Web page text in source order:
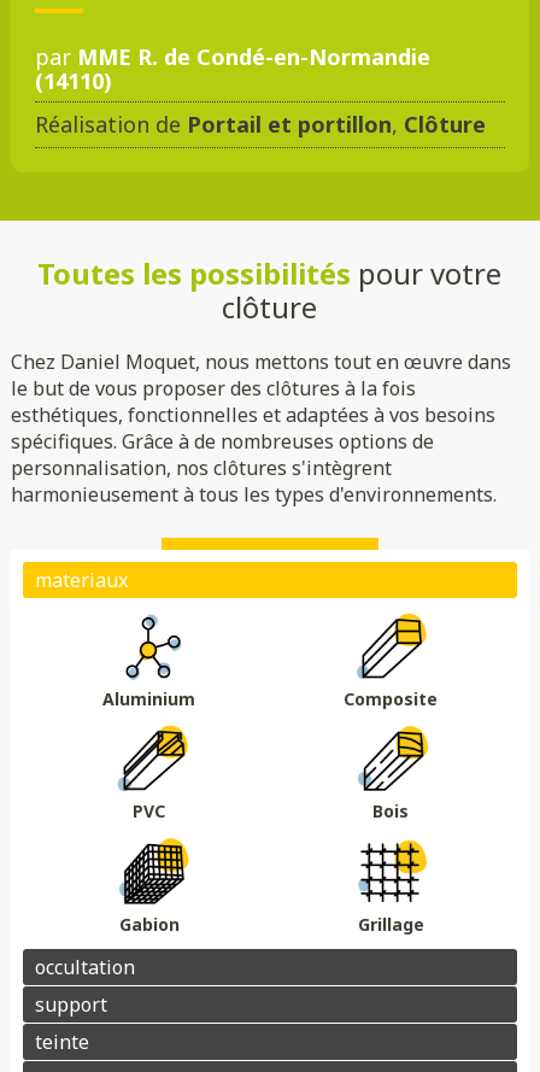
par MME R. de Condé-en-Normandie
(14110)
Réalisation de Portail et portillon, Clôture
Toutes les possibilités pour votre
clôture
Chez Daniel Moquet, nous mettons tout en œuvre dans
le but de vous proposer des clôtures à la fois
esthétiques, fonctionnelles et adaptées à vos besoins
spécifiques. Grâce à de nombreuses options de
personnalisation, nos clôtures s'intègrent
harmonieusement à tous les types d'environnements.
Aluminium Composite
PVC Bois
Gabion Grillage
Plein
Essences de bois
Coloris au choix
DMC 301
DMC 303 B
DMC 304
DMC 305
Barrière acoustique
Tour piscine
Couvertine